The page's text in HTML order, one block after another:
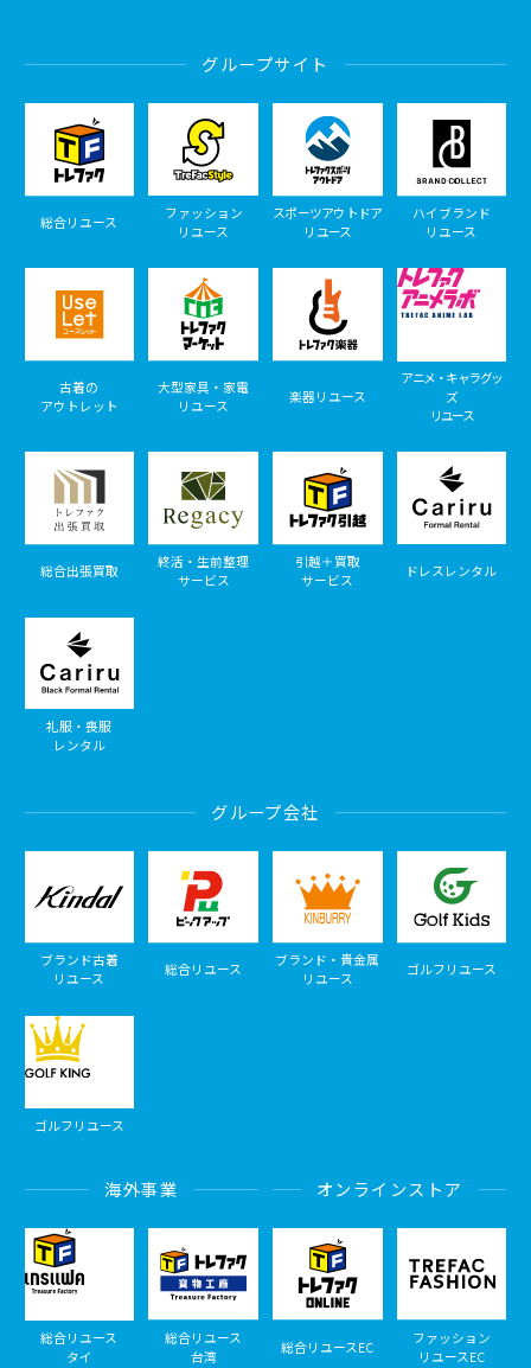
グループサイト
総合リユース
ファッション
リユース
スポーツアウトドア
リユース
ハイブランド
リユース
古着の
アウトレット
大型家具・家電
リユース
楽器リユース
アニメ・キャラグッ
ズ
リユース
総合出張買取
終活・生前整理
サービス
引越＋買取
サービス
ドレスレンタル
礼服・喪服
レンタル
グループ会社
ブランド古着
リユース
総合リユース
ブランド・貴金属
リユース
ゴルフリユース
ゴルフリユース
海外事業
総合リユース
タイ
総合リユース
台湾
オンラインストア
総合リユースEC
ファッション
リユースEC